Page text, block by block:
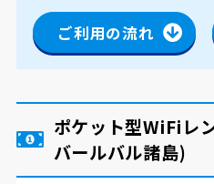
ご利用の流れ
ポケット型WiFiレ
バールバル諸島)